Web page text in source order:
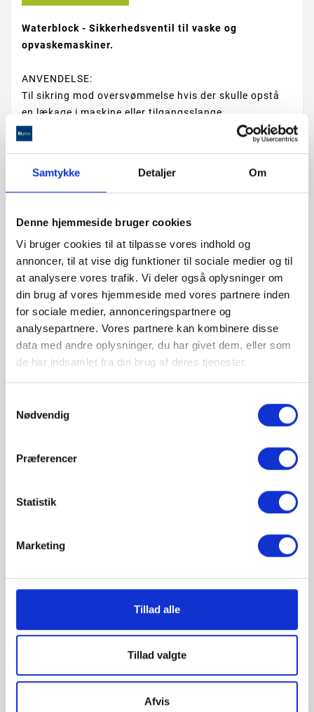
Samtykke Detaljer Om
Denne hjemmeside bruger cookies
Vi bruger cookies til at tilpasse vores indhold og
annoncer, til at vise dig funktioner til sociale medier og til
at analysere vores trafik. Vi deler også oplysninger om
din brug af vores hjemmeside med vores partnere inden
for sociale medier, annonceringspartnere og
analysepartnere. Vores partnere kan kombinere disse
data med andre oplysninger, du har givet dem, eller som
de har indsamlet fra din brug af deres tjenester.
Nødvendig
Præferencer
Statistik
Marketing
Tillad alle
Tillad valgte
Afvis
Waterblock - Sikkerhedsventil til vaske og
opvaskemaskiner.
ANVENDELSE:
Til sikring mod oversvømmelse hvis der skulle opstå
en lækage i maskine eller tilgangsslange.
Monteres mellem taphane og maskinens
 LÆG I KURV
DATA:
mellem 2 og 50 ltr. vand.
mængde vand igennem ( på en gang ) lukker
Water Block automatisk for vandet.
Reset/nulstilles manuelt ved at indtrykke rød